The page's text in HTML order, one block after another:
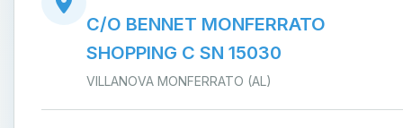
C/O BENNET MONFERRATO
SHOPPING C SN 15030
VILLANOVA MONFERRATO (AL)